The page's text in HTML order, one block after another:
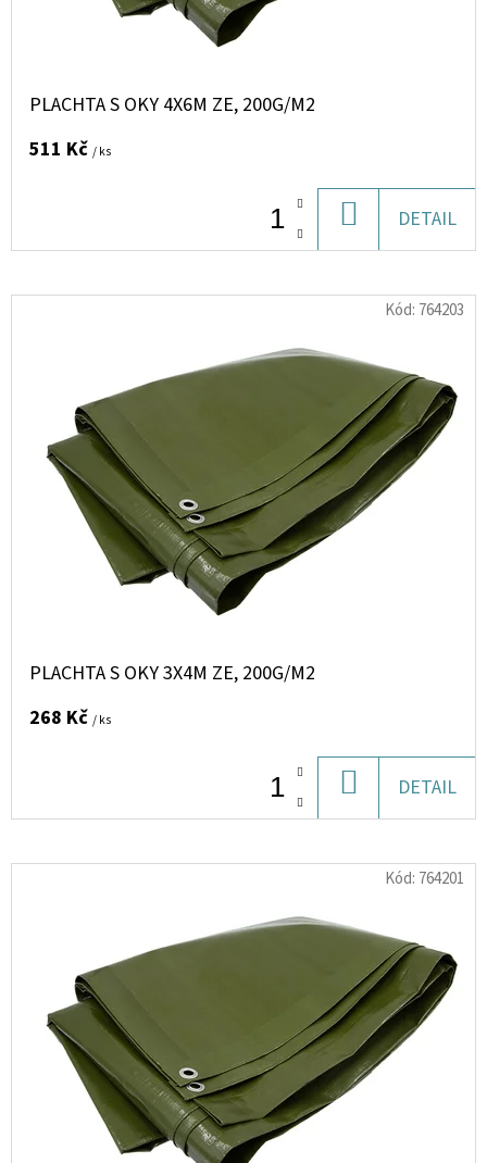
PLACHTA S OKY 4X6M ZE, 200G/M2
511 Kč / ks
KOŠÍKU
DETAIL
PLACHTA S OKY 3X4M ZE, 200G/M2
268 Kč / ks
KOŠÍKU
DETAIL
Kód: 764203
Kód: 764201